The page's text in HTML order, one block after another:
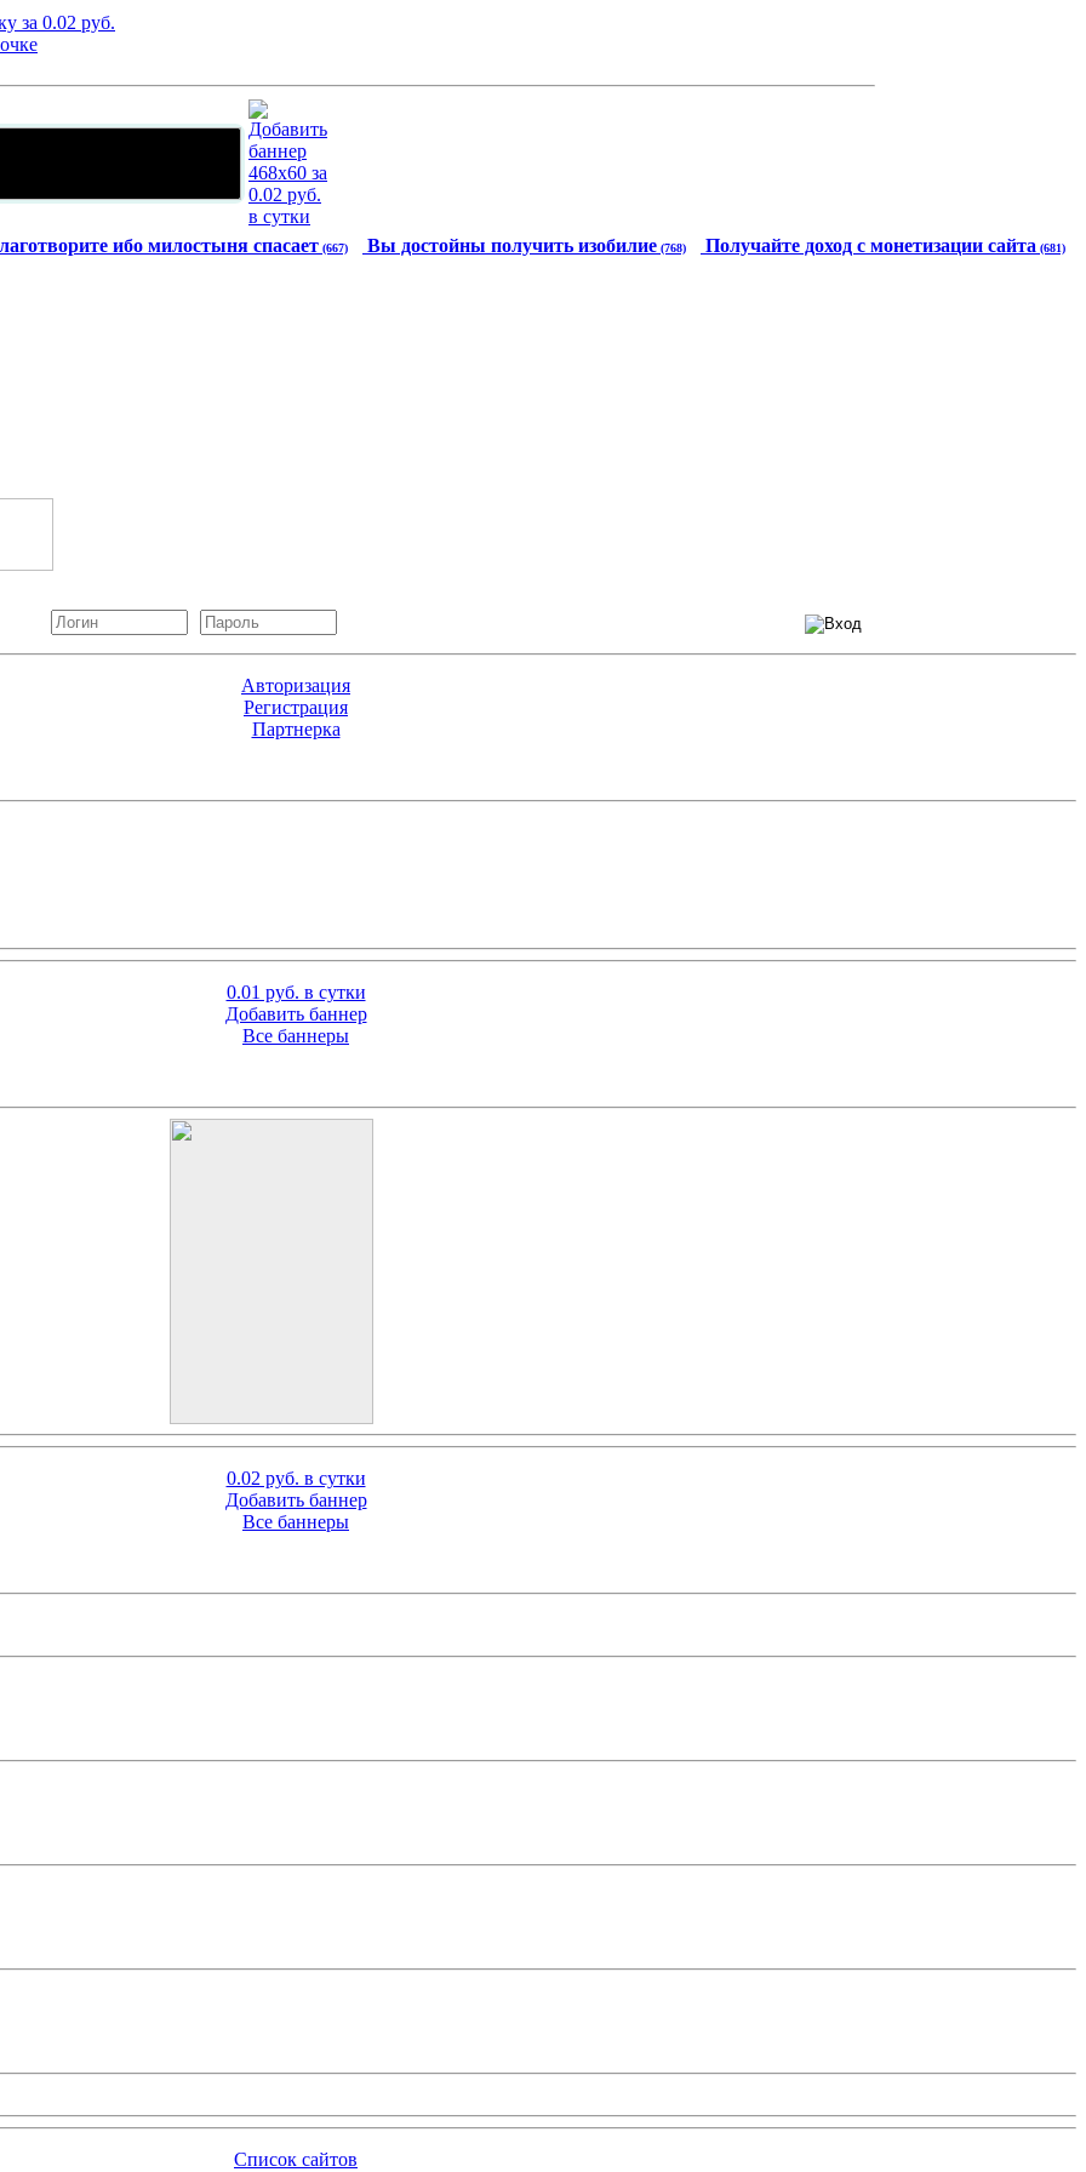
ибо милостыня спасает (667) Вы достойны получить изобилие (768) Получайте доход с монетизации сайта (681)
Авторизация
Регистрация
Партнерка
0.01 руб. в сутки
Добавить баннер
Все баннеры
0.02 руб. в сутки
Добавить баннер
Все баннеры
Список сайтов